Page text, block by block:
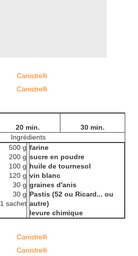
20 min.
30 min.
Ingrédients
500 g
200 g
100 g
120 g
30 g
30 g
1 sachet
farine
sucre en poudre
huile de tournesol
vin blanc
graines d'anis
Pastis (52 ou Ricard... ou
autre)
levure chimique